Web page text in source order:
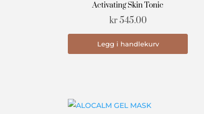
Activating Skin Tonic
kr545.00
Legg i handlekurv